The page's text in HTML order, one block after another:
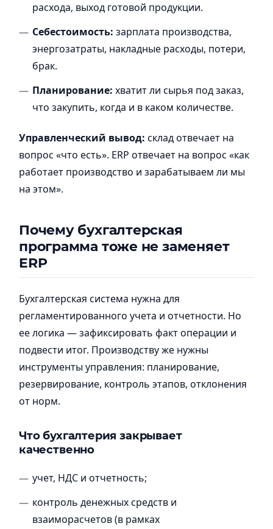
расхода, выход готовой продукции.
Себестоимость: зарплата производства,
энергозатраты, накладные расходы, потери,
брак.
Планирование: хватит ли сырья под заказ,
что закупить, когда и в каком количестве.
Управленческий вывод: склад отвечает на
вопрос «что есть». ERP отвечает на вопрос «как
работает производство и зарабатываем ли мы
на этом».
Почему бухгалтерская
программа тоже не заменяет
ERP
Бухгалтерская система нужна для
регламентированного учета и отчетности. Но
ее логика — зафиксировать факт операции и
подвести итог. Производству же нужны
инструменты управления: планирование,
резервирование, контроль этапов, отклонения
от норм.
Что бухгалтерия закрывает
качественно
учет, НДС и отчетность;
контроль денежных средств и
взаиморасчетов (в рамках